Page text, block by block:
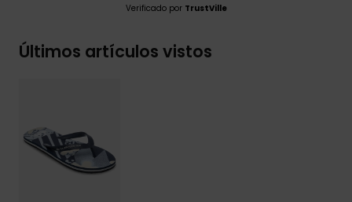
Verificado por TrustVille
Últimos artículos vistos